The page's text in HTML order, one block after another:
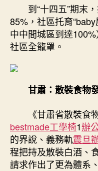
到“十四五”期末
85%，社區托育
中中間城區到達
社區全籠罩。
甘肅：散裝食物
《甘肅省散裝食
bestmade工學椅1辦
的界說、義務軌震旦
程把持及散裝白酒、
請求作出了更為體系